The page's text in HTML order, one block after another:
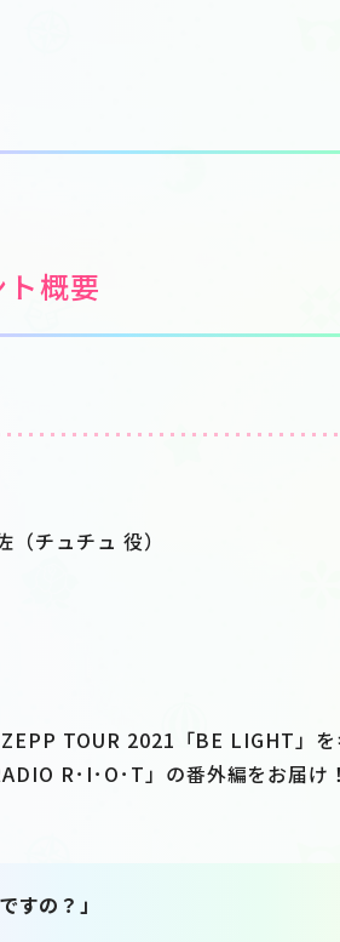
概要
チュチュ 役）
TOUR 2021「BE LIGHT」を
R･I･O･T」の番外編をお届け！
すの？」